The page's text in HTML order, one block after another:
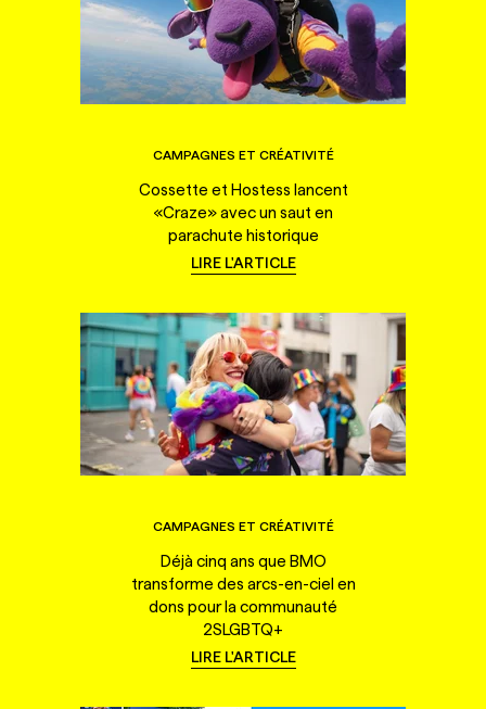
CAMPAGNES ET CRÉATIVITÉ
Cossette et Hostess lancent
«Craze» avec un saut en
parachute historique
LIRE L'ARTICLE
CAMPAGNES ET CRÉATIVITÉ
Déjà cinq ans que BMO
transforme des arcs-en-ciel en
dons pour la communauté
2SLGBTQ+
LIRE L'ARTICLE